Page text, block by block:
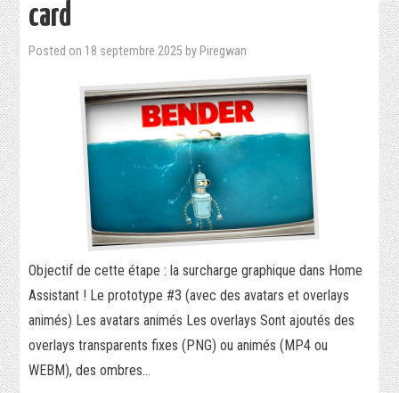
card
Posted on 18 septembre 2025 by Piregwan
Objectif de cette étape : la surcharge graphique dans Home
Assistant ! Le prototype #3 (avec des avatars et overlays
animés) Les avatars animés Les overlays Sont ajoutés des
overlays transparents fixes (PNG) ou animés (MP4 ou
WEBM), des ombres…